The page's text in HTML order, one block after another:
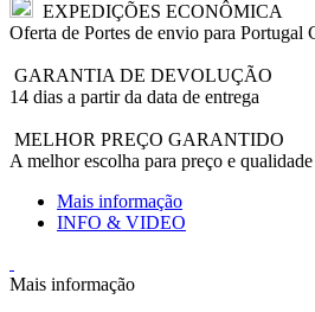
EXPEDIÇÕES ECONÔMICA
Oferta de Portes de envio para Portugal
GARANTIA DE DEVOLUÇÃO
14 dias a partir da data de entrega
MELHOR PREÇO GARANTIDO
A melhor escolha para preço e qualidade
Mais informação
INFO & VIDEO
Mais informação